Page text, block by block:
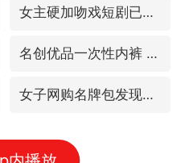
女主硬加吻戏短剧已下架
名创优品一次性内裤 颜面尽失
女子网购名牌包发现是自己丢的那只